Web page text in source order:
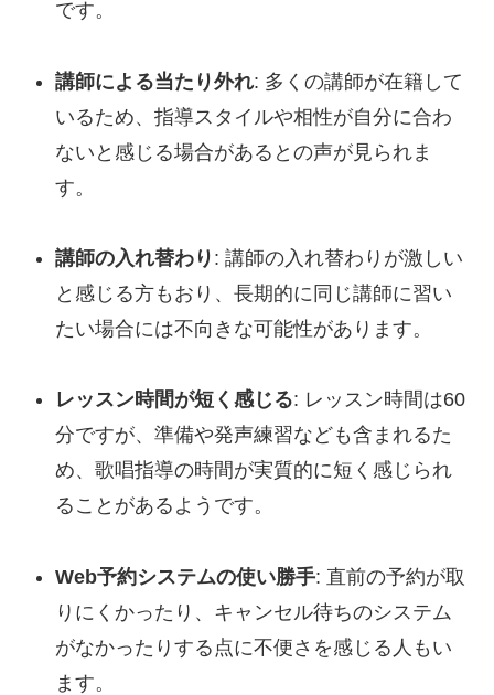
です。
講師による当たり外れ: 多くの講師が在籍して
いるため、指導スタイルや相性が自分に合わ
ないと感じる場合があるとの声が見られま
す。
講師の入れ替わり : 講師の入れ替わりが激しい
と感じる方もおり、長期的に同じ講師に習い
たい場合には不向きな可能性があります。
レッスン時間が短く感じる: レッスン時間は60
分ですが、準備や発声練習なども含まれるた
め、歌唱指導の時間が実質的に短く感じられ
ることがあるようです。
Web予約システムの使い勝手: 直前の予約が取
りにくかったり、キャンセル待ちのシステム
がなかったりする点に不便さを感じる人もい
ます。